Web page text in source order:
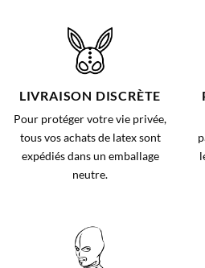
LIVRAISON DISCRÈTE
Pour protéger votre vie privée,
tous vos achats de latex sont
expédiés dans un emballage
neutre.